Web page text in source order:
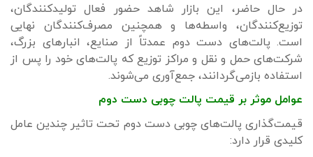
در حال حاضر، این بازار شاهد حضور فعال تولیدکنندگان،
توزیع‌کنندگان، واسطه‌ها و همچنین مصرف‌کنندگان نهایی
است. پالت‌های دست دوم عمدتاً از صنایع، انبارهای بزرگ،
شرکت‌های حمل و نقل و مراکز توزیع که پالت‌های خود را پس از
استفاده بازمی‌گردانند، جمع‌آوری می‌شوند.
عوامل موثر بر قیمت پالت چوبی دست دوم
قیمت‌گذاری پالت‌های چوبی دست دوم تحت تاثیر چندین عامل
کلیدی قرار دارد: